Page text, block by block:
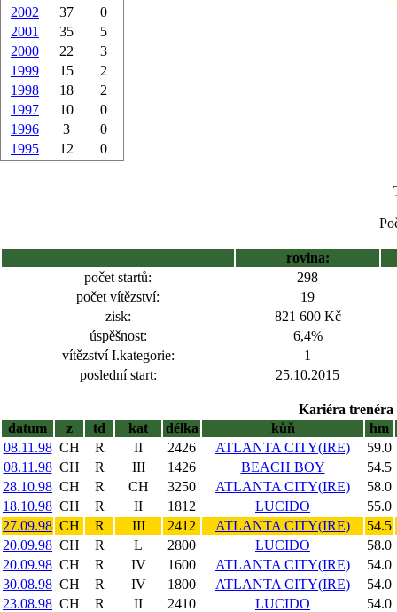
2002
37
0
2001
35
5
2000
22
3
1999
15
2
1998
18
2
1997
10
0
1996
3
0
1995
12 0
rovina:
počet startů:
298
počet vítězství:
19
zisk:
821 600 Kč
úspěšnost:
6,4%
vítězství I.kategorie:
1
poslední start:
25.10.2015
Kariéra trenéra
datum
z td kat délka kůň
hm
08.11.98 CH R II 2426 ATLANTA CITY(IRE)
59.0
08.11.98 CH R III 1426 BEACH BOY
54.5
28.10.98 CH R CH 3250 ATLANTA CITY(IRE)
58.0
18.10.98 CH R II 1812 LUCIDO
55.0
27.09.98 CH R III 2412 ATLANTA CITY(IRE)
54.5
20.09.98 CH R L 2800 LUCIDO
58.0
20.09.98 CH R IV 1600 ATLANTA CITY(IRE)
54.0
30.08.98 CH R IV 1800 ATLANTA CITY(IRE)
54.0
23.08.98 CH R II 2410 LUCIDO
54.0